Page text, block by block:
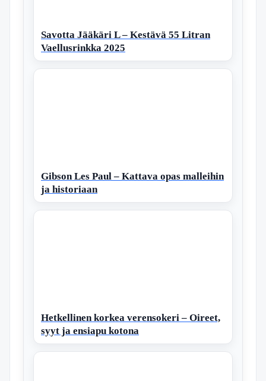
Savotta Jääkäri L – Kestävä 55 Litran
Vaellusrinkka 2025
Gibson Les Paul – Kattava opas malleihin
ja historiaan
Hetkellinen korkea verensokeri – Oireet,
syyt ja ensiapu kotona